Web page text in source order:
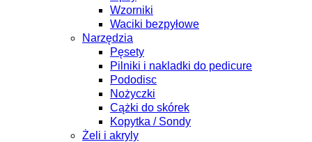
Wzorniki
Waciki bezpyłowe
Narzędzia
Pęsety
Pilniki i nakladki do pedicure
Pododisc
Nożyczki
Cążki do skórek
Kopytka / Sondy
Żeli i akryly